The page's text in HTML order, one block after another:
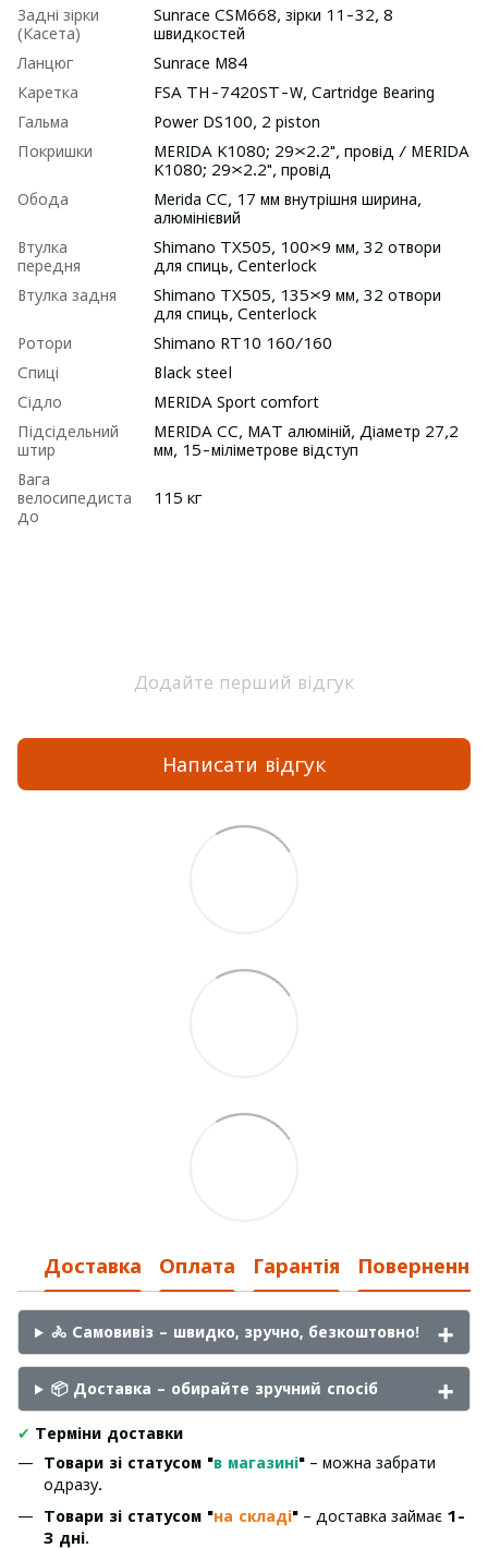
Задні зірки
(Касета)
Sunrace CSM668, зірки 11-32, 8
швидкостей
Ланцюг
Sunrace M84
Каретка
FSA TH-7420ST-W, Cartridge Bearing
Гальма
Power DS100, 2 piston
Покришки
MERIDA K1080; 29×2.2", провід / MERIDA
K1080; 29×2.2", провід
Обода
Merida CC, 17 мм внутрішня ширина,
алюмінієвий
Втулка
передня
Shimano TX505, 100×9 мм, 32 отвори
для спиць, Centerlock
Втулка задня
Shimano TX505, 135×9 мм, 32 отвори
для спиць, Centerlock
Ротори
Shimano RT10 160/160
Спиці
Black steel
Сідло
MERIDA Sport comfort
Підсідельний
штир
MERIDA CC, МАТ алюміній, Діаметр 27,2
мм, 15-міліметрове відступ
Вага
велосипедиста
до
115 кг
Додайте перший відгук
Написати відгук
Доставка Оплата Гарантія Повернення
🚴 Самовивіз – швидко, зручно, безкоштовно!
📦 Доставка – обирайте зручний спосіб
✔ Терміни доставки
Товари зі статусом "в магазині" – можна забрати
одразу.
Товари зі статусом "на складі" – доставка займає 1-
3 дні.